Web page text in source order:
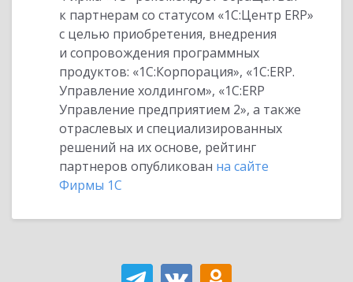
к партнерам со статусом «1С:Центр ERP»
с целью приобретения, внедрения
и сопровождения программных
продуктов: «1С:Корпорация», «1С:ERP.
Управление холдингом», «1С:ERP
Управление предприятием 2», а также
отраслевых и специализированных
решений на их основе, рейтинг
партнеров опубликован на сайте
Фирмы 1С